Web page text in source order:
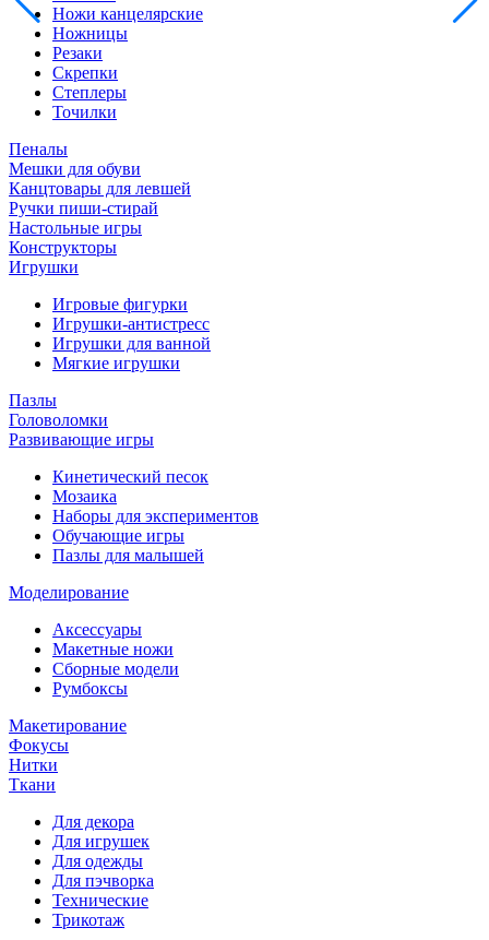
Ножи канцелярские
Ножницы
Резаки
Скрепки
Степлеры
Точилки
Пеналы
Мешки для обуви
Канцтовары для левшей
Ручки пиши-стирай
Настольные игры
Конструкторы
Игрушки
Игровые фигурки
Игрушки-антистресс
Игрушки для ванной
Мягкие игрушки
Пазлы
Головоломки
Развивающие игры
Кинетический песок
Мозаика
Наборы для экспериментов
Обучающие игры
Пазлы для малышей
Моделирование
Аксессуары
Макетные ножи
Сборные модели
Румбоксы
Макетирование
Фокусы
Нитки
Ткани
Для декора
Для игрушек
Для одежды
Для пэчворка
Технические
Трикотаж